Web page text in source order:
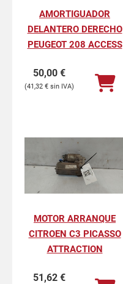
AMORTIGUADOR
DELANTERO DERECHO
PEUGEOT 208 ACCESS
50,00 €
41,32 €
MOTOR ARRANQUE
CITROEN C3 PICASSO
ATTRACTION
51,62 €